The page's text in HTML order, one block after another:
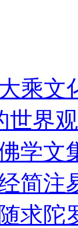
乘文
世界观
学文
简注
求陀